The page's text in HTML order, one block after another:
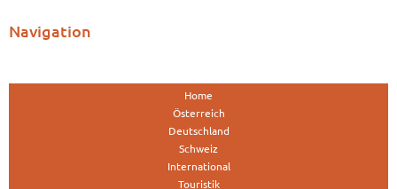
Navigation
Home
Österreich
Deutschland
Schweiz
International
Touristik